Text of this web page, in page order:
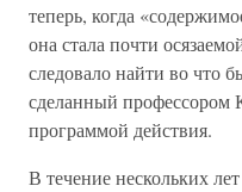
теперь, когда
она стала почти
следовало найти во что
сделанный профессором
программой действия.
В течение нескольких